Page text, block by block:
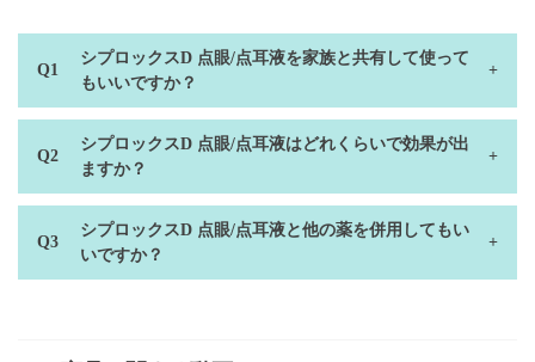
シプロックスD 点眼/点耳液を家族と共有して使って
もいいですか？
シプロックスD 点眼/点耳液はどれくらいで効果が出
ますか？
シプロックスD 点眼/点耳液と他の薬を併用してもい
いですか？